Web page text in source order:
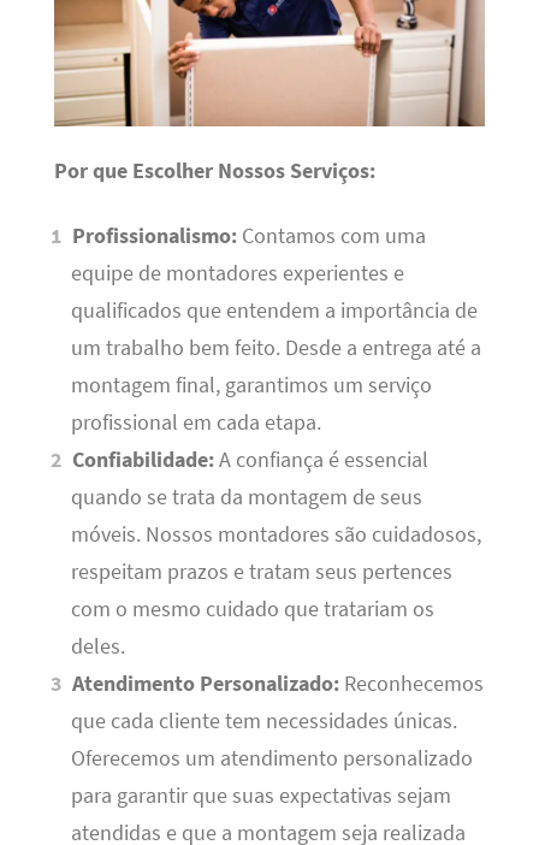
Por que Escolher Nossos Serviços:
Profissionalismo: Contamos com uma
equipe de montadores experientes e
qualificados que entendem a importância de
um trabalho bem feito. Desde a entrega até a
montagem final, garantimos um serviço
profissional em cada etapa.
Confiabilidade:A confiança é essencial
quando se trata da montagem de seus
móveis. Nossos montadores são cuidadosos,
respeitam prazos e tratam seus pertences
com o mesmo cuidado que tratariam os
deles.
Atendimento Personalizado: Reconhecemos
que cada cliente tem necessidades únicas.
Oferecemos um atendimento personalizado
para garantir que suas expectativas sejam
atendidas e que a montagem seja realizada